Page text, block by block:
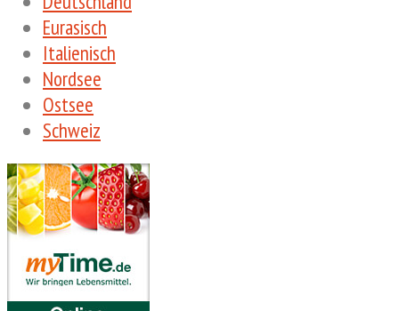
Eurasisch
Italienisch
Nordsee
Ostsee
Schweiz